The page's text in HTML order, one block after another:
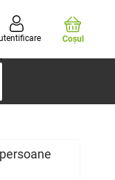
Coşul